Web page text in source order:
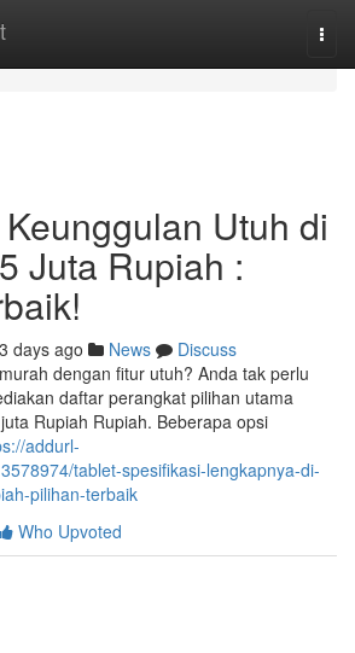
Utuh di
Juta Rupiah :
days ago News
Discuss
dengan fitur utuh? Anda tak perlu
daftar perangkat pilihan utama
Rupiah Rupiah. Beberapa opsi
addurl-
tablet-spesifikasi-lengkapnya-di-
pilihan-terbaik
Who Upvoted